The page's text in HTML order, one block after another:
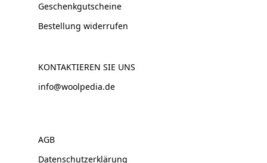
Geschenkgutscheine
Bestellung widerrufen
KONTAKTIEREN SIE UNS
info@woolpedia.de
AGB
Datenschutzerklärung